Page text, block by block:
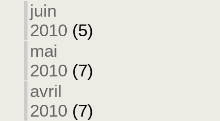
juin
2010 (5)
mai
2010 (7)
avril
2010 (7)